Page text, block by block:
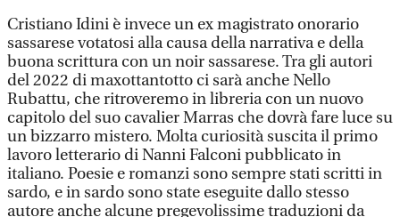
Cristiano Idini è invece un ex magistrato onorario
sassarese votatosi alla causa della narrativa e della
buona scrittura con un noir sassarese. Tra gli autori
del 2022 di maxottantotto ci sarà anche Nello
Rubattu, che ritroveremo in libreria con un nuovo
capitolo del suo cavalier Marras che dovrà fare luce su
un bizzarro mistero. Molta curiosità suscita il primo
lavoro letterario di Nanni Falconi pubblicato in
italiano. Poesie e romanzi sono sempre stati scritti in
sardo, e in sardo sono state eseguite dallo stesso
autore anche alcune pregevolissime traduzioni da